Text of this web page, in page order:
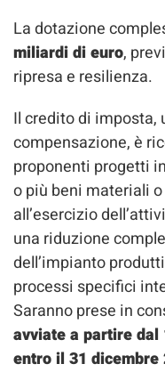
La dotazione
miliardi di euro,
ripresa e resilienza.
Il credito di imposta,
compensazione, è
proponenti progetti
o più beni materiali
all’esercizio
una riduzione
dell’impianto
processi specifici
Saranno prese in
avviate a partire dal
entro il 31 dicembre